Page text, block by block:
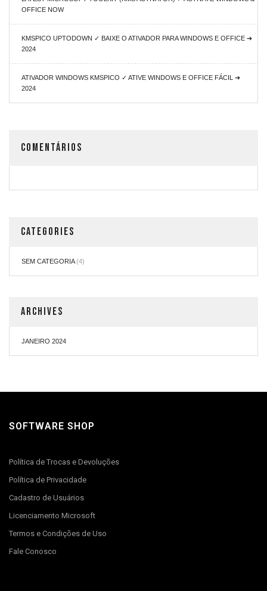
OFFICE NOW
KMSPICO UPTODOWN ✓ BAIXE O ATIVADOR PARA WINDOWS E OFFICE ➔
2024
ATIVADOR WINDOWS KMSPICO ✓ ATIVE WINDOWS E OFFICE FÁCIL ➔
2024
COMENTÁRIOS
CATEGORIES
SEM CATEGORIA(4)
ARCHIVES
JANEIRO 2024
SOFTWARE SHOP
Política de Trocas e Devoluções
Política de Privacidade
Cadastro de Usuários
Licenciamento Microsoft
Termos e Condições de Uso
Fale Conosco